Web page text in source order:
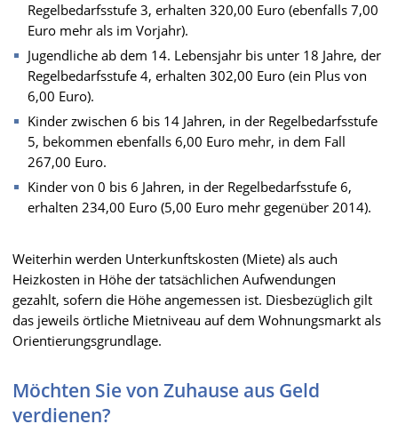
Regelbedarfsstufe 3, erhalten 320,00 Euro (ebenfalls 7,00
Euro mehr als im Vorjahr).
Jugendliche ab dem 14. Lebensjahr bis unter 18 Jahre, der
Regelbedarfsstufe 4, erhalten 302,00 Euro (ein Plus von
6,00 Euro).
Kinder zwischen 6 bis 14 Jahren, in der Regelbedarfsstufe
5, bekommen ebenfalls 6,00 Euro mehr, in dem Fall
267,00 Euro.
Kinder von 0 bis 6 Jahren, in der Regelbedarfsstufe 6,
erhalten 234,00 Euro (5,00 Euro mehr gegenüber 2014).
Weiterhin werden Unterkunftskosten (Miete) als auch
Heizkosten in Höhe der tatsächlichen Aufwendungen
gezahlt, sofern die Höhe angemessen ist. Diesbezüglich gilt
das jeweils örtliche Mietniveau auf dem Wohnungsmarkt als
Orientierungsgrundlage.
Möchten Sie von Zuhause aus Geld
verdienen?